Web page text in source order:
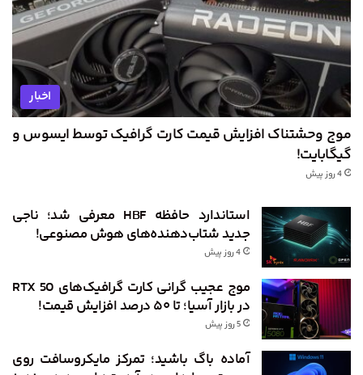
اخبار
موج وحشتناک افزایش قیمت کارت گرافیک توسط ایسوس و
گیگابایت!
4 روز پیش
استاندارد حافظه HBF معرفی شد؛ ناجی
جدید شتاب‌دهنده‌های هوش مصنوعی!
4 روز پیش
موج عجیب گرانی کارت گرافیک‌های RTX 50
در بازار آسیا؛ تا ۵۰ درصد افزایش قیمت!
5 روز پیش
آماده باگ باشید؛ تمرکز مایکروسافت روی